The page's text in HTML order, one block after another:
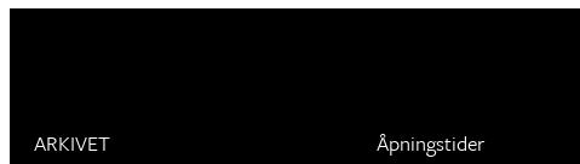
ARKIVET Åpningstider